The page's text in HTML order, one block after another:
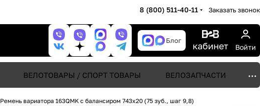
8 (800) 511-40-11 Заказать звонок
Блог кабинет Войти
ВЕЛОТОВАРЫ / СПОРТ ТОВАРЫ ВЕЛОЗАПЧАСТИ
Ремень вариатора 163QMK с балансиром 743x20 (75 зуб., шаг 9,8)